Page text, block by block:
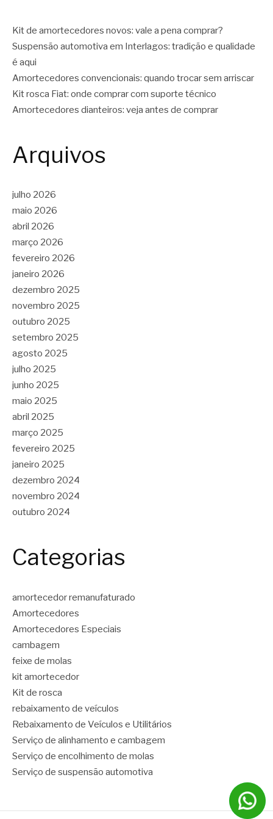
Kit de amortecedores novos: vale a pena comprar?
Suspensão automotiva em Interlagos: tradição e qualidade
é aqui
Amortecedores convencionais: quando trocar sem arriscar
Kit rosca Fiat: onde comprar com suporte técnico
Amortecedores dianteiros: veja antes de comprar
Arquivos
julho 2026
maio 2026
abril 2026
março 2026
fevereiro 2026
janeiro 2026
dezembro 2025
novembro 2025
outubro 2025
setembro 2025
agosto 2025
julho 2025
junho 2025
maio 2025
abril 2025
março 2025
fevereiro 2025
janeiro 2025
dezembro 2024
novembro 2024
outubro 2024
Categorias
amortecedor remanufaturado
Amortecedores
Amortecedores Especiais
cambagem
feixe de molas
kit amortecedor
Kit de rosca
rebaixamento de veículos
Rebaixamento de Veículos e Utilitários
Serviço de alinhamento e cambagem
Serviço de encolhimento de molas
Serviço de suspensão automotiva